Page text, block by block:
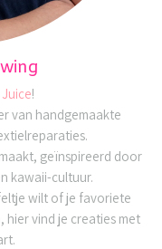
!
van handgemaakte
geïnspireerd door
kawaii-cultuur.
wilt of je favoriete
vind je creaties met